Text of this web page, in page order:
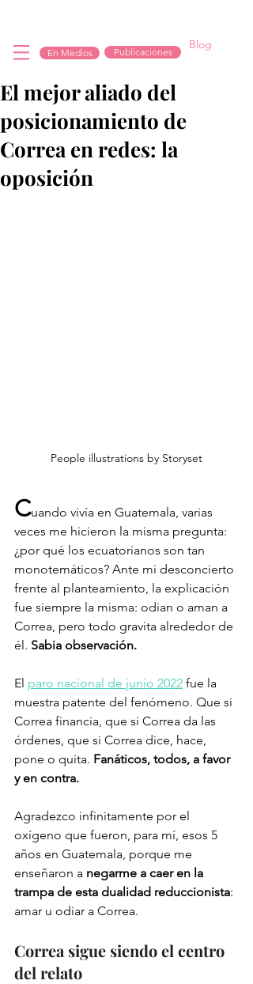
En Medios Publicaciones
Blog
El mejor aliado del
posicionamiento de
Correa en redes: la
oposición
People illustrations by Storyset
Cuando vivía en Guatemala, varias
veces me hicieron la misma pregunta:
¿por qué los ecuatorianos son tan
monotemáticos? Ante mi desconcierto
frente al planteamiento, la explicación
fue siempre la misma: odian o aman a
Correa, pero todo gravita alrededor de
él. Sabia observación.
El paro nacional de junio 2022 fue la
muestra patente del fenómeno. Que si
Correa financia, que si Correa da las
órdenes, que si Correa dice, hace,
pone o quita. Fanáticos, todos, a favor
y en contra.
Agradezco infinitamente por el
oxígeno que fueron, para mí, esos 5
años en Guatemala, porque me
enseñaron a negarme a caer en la
trampa de esta dualidad reduccionista:
amar u odiar a Correa.
Correa sigue siendo el centro
del relato